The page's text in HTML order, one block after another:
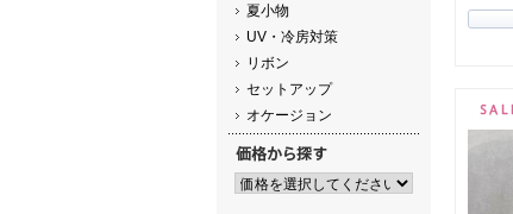
夏小物
UV・冷房対策
リボン
セットアップ
オケージョン